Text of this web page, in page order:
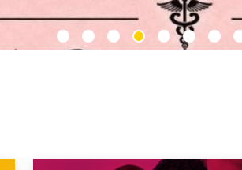
committees